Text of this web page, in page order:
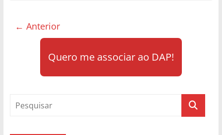
← Anterior
Quero me associar ao DAP!